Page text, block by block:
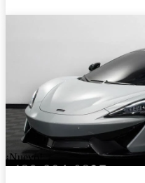
¡Nuevo!